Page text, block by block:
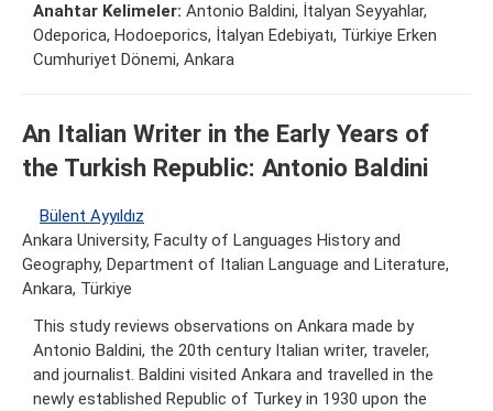
Anahtar Kelimeler: Antonio Baldini, İtalyan Seyyahlar,
Odeporica, Hodoeporics, İtalyan Edebiyatı, Türkiye Erken
Cumhuriyet Dönemi, Ankara
An Italian Writer in the Early Years of
the Turkish Republic: Antonio Baldini
Bülent Ayyıldız
Ankara University, Faculty of Languages History and
Geography, Department of Italian Language and Literature,
Ankara, Türkiye
This study reviews observations on Ankara made by
Antonio Baldini, the 20th century Italian writer, traveler,
and journalist. Baldini visited Ankara and travelled in the
newly established Republic of Turkey in 1930 upon the